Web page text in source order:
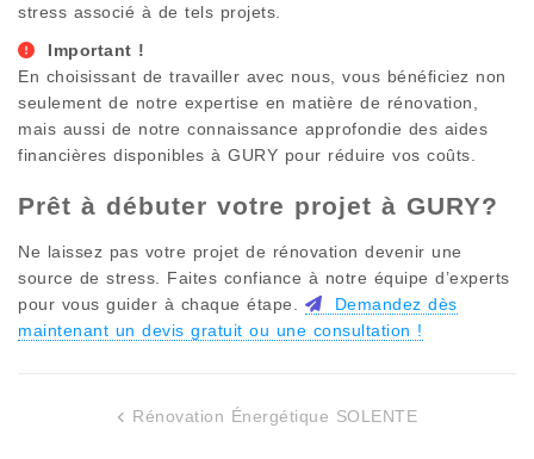
stress associé à de tels projets.
Important !
En choisissant de travailler avec nous, vous bénéficiez non
seulement de notre expertise en matière de rénovation,
mais aussi de notre connaissance approfondie des aides
financières disponibles à GURY pour réduire vos coûts.
Prêt à débuter votre projet à GURY?
Ne laissez pas votre projet de rénovation devenir une
source de stress. Faites confiance à notre équipe d’experts
pour vous guider à chaque étape.
Demandez dès
maintenant un devis gratuit ou une consultation !
Rénovation Énergétique SOLENTE